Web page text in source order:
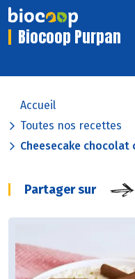
Biocoop Purpan
Accueil
Toutes nos recettes
Cheesecake chocolat
Partager sur